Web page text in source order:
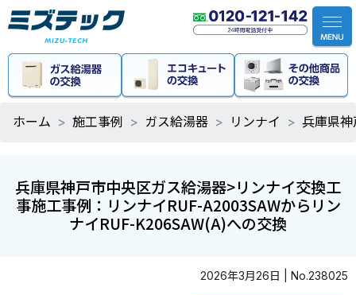
ホーム 施工事例 ガス給湯器 リンナイ 兵庫県
兵庫県神戸市中央区ガス給湯器>リンナイ交換工
事施工事例：リンナイRUF-A2003SAWからリン
ナイRUF-K206SAW(A)への交換
2026年3月26日 | No.238025